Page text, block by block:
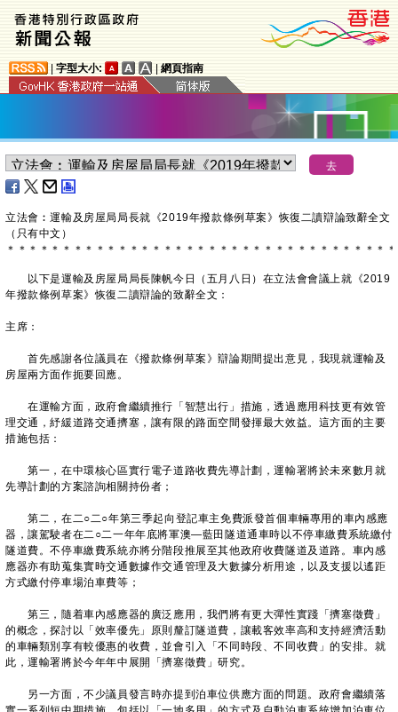
字型大小: 網頁指南
立法會︰運輸及房屋局局長就《2019年撥款條例草案》恢復二讀辯論致辭全文
（只有中文）
＊ ＊ ＊ ＊ ＊ ＊ ＊ ＊ ＊ ＊ ＊ ＊ ＊ ＊ ＊ ＊ ＊ ＊ ＊ ＊ ＊ ＊ ＊ ＊ ＊ ＊ ＊ ＊ ＊ ＊ ＊ ＊ ＊ ＊ ＊
以下是運輸及房屋局局長陳帆今日（五月八日）在立法會會議上就《2019
年撥款條例草案》恢復二讀辯論的致辭全文：
主席：
首先感謝各位議員在《撥款條例草案》辯論期間提出意見，我現就運輸及
房屋兩方面作扼要回應。
在運輸方面，政府會繼續推行「智慧出行」措施，透過應用科技更有效管
理交通，紓緩道路交通擠塞，讓有限的路面空間發揮最大效益。這方面的主要
措施包括：
第一，在中環核心區實行電子道路收費先導計劃，運輸署將於未來數月就
先導計劃的方案諮詢相關持份者；
第二，在二○二○年第三季起向登記車主免費派發首個車輛專用的車內感應
器，讓駕駛者在二○二一年年底將軍澳—藍田隧道通車時以不停車繳費系統繳付
隧道費。不停車繳費系統亦將分階段推展至其他政府收費隧道及道路。車內感
應器亦有助蒐集實時交通數據作交通管理及大數據分析用途，以及支援以遙距
方式繳付停車場泊車費等；
第三，隨着車內感應器的廣泛應用，我們將有更大彈性實踐「擠塞徵費」
的概念，探討以「效率優先」原則釐訂隧道費，讓載客效率高和支持經濟活動
的車輛類別享有較優惠的收費，並會引入「不同時段、不同收費」的安排。就
此，運輸署將於今年年中展開「擠塞徵費」研究。
另一方面，不少議員發言時亦提到泊車位供應方面的問題。政府會繼續落